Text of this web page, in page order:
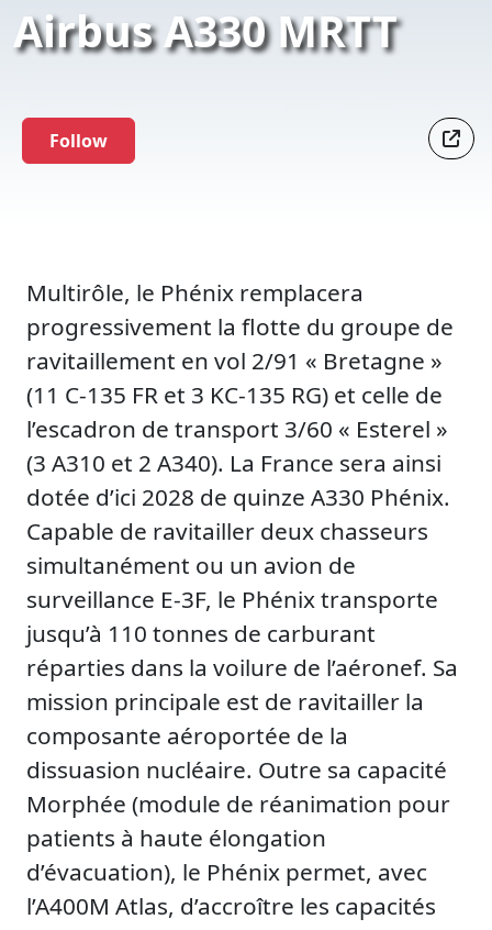
Airbus A330 MRTT
Follow
Multirôle, le Phénix remplacera
progressivement la flotte du groupe de
ravitaillement en vol 2/91 « Bretagne »
(11 C-135 FR et 3 KC-135 RG) et celle de
l’escadron de transport 3/60 « Esterel »
(3 A310 et 2 A340). La France sera ainsi
dotée d’ici 2028 de quinze A330 Phénix.
Capable de ravitailler deux chasseurs
simultanément ou un avion de
surveillance E-3F, le Phénix transporte
jusqu’à 110 tonnes de carburant
réparties dans la voilure de l’aéronef. Sa
mission principale est de ravitailler la
composante aéroportée de la
dissuasion nucléaire. Outre sa capacité
Morphée (module de réanimation pour
patients à haute élongation
d’évacuation), le Phénix permet, avec
l’A400M Atlas, d’accroître les capacités